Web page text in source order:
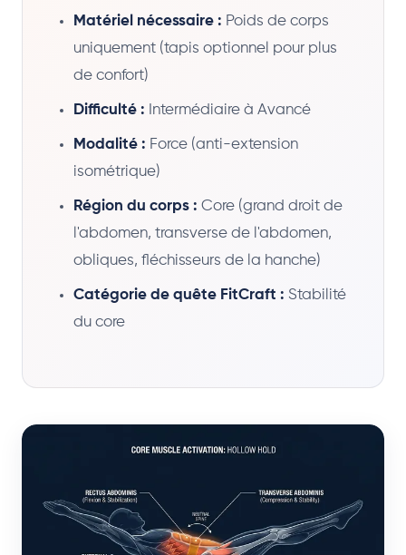
Matériel nécessaire : Poids de corps
uniquement (tapis optionnel pour plus
de confort)
Difficulté : Intermédiaire à Avancé
Modalité : Force (anti-extension
isométrique)
Région du corps : Core (grand droit de
l'abdomen, transverse de l'abdomen,
obliques, fléchisseurs de la hanche)
Catégorie de quête FitCraft : Stabilité
du core